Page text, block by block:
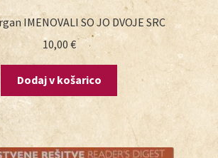
IMENOVALI SO JO DVOJE SRC
10,00 €
Dodaj v košarico